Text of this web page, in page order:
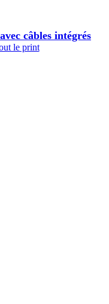
câbles intégrés